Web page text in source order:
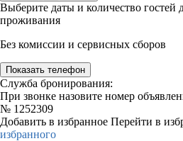
Выберите даты и количество гостей
проживания
Без комиссии и сервисных сборов
Показать телефон
Служба бронирования:
При звонке назовите номер
№ 1252309
Добавить в избранное Перейти в
избранного